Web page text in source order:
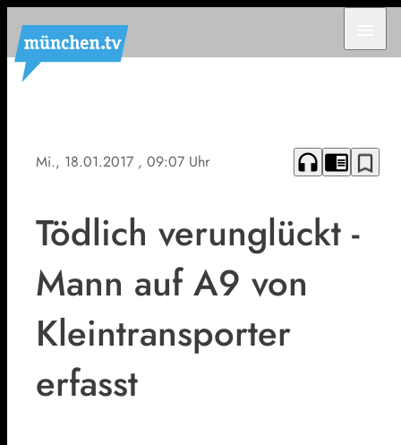
Mi., 18.01.2017 , 09:07 Uhr headphones chrome_reader_mode bookmark_border
Tödlich verunglückt -
Mann auf A9 von
Kleintransporter
erfasst